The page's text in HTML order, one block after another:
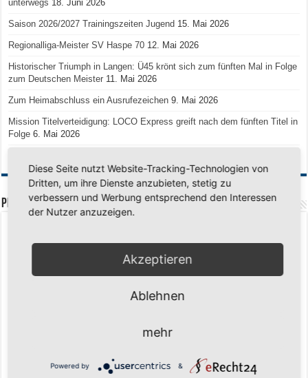
unterwegs 18. Juni 2026
Saison 2026/2027 Trainingszeiten Jugend 15. Mai 2026
Regionalliga-Meister SV Haspe 70 12. Mai 2026
Historischer Triumph in Langen: Ü45 krönt sich zum fünften Mal in Folge
zum Deutschen Meister 11. Mai 2026
Zum Heimabschluss ein Ausrufezeichen 9. Mai 2026
Mission Titelverteidigung: LOCO Express greift nach dem fünften Titel in
Folge 6. Mai 2026
PREMIUMPARTNER
Diese Seite nutzt Website-Tracking-Technologien von
Dritten, um ihre Dienste anzubieten, stetig zu
verbessern und Werbung entsprechend den Interessen
der Nutzer anzuzeigen.
Akzeptieren
Ablehnen
mehr
Powered by &